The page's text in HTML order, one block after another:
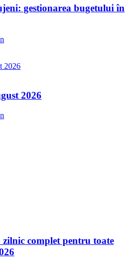
gestionarea bugetului în
2026
zilnic complet pentru toate